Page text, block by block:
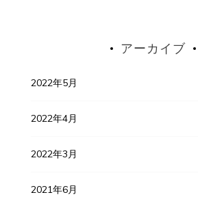
アーカイブ
2022年5月
2022年4月
2022年3月
2021年6月